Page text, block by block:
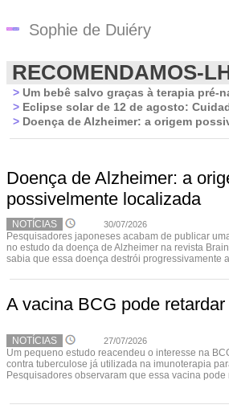
Sophie de Duiéry
RECOMENDAMOS-
> Um bebê salvo graças à terapia pré-
> Eclipse solar de 12 de agosto:
> Doença de Alzheimer: a origem
Doença de Alzheimer: a
possivelmente localizada
NOTÍCIAS 30/07/2026
Pesquisadores japoneses acabam de publicar
no estudo da doença de Alzheimer na revista
sabia que essa doença destrói progressivamente
A vacina BCG pode
NOTÍCIAS 27/07/2026
Um pequeno estudo reacendeu o interesse na
contra tuberculose já utilizada na imunoterapia
Pesquisadores observaram que essa vacina pode